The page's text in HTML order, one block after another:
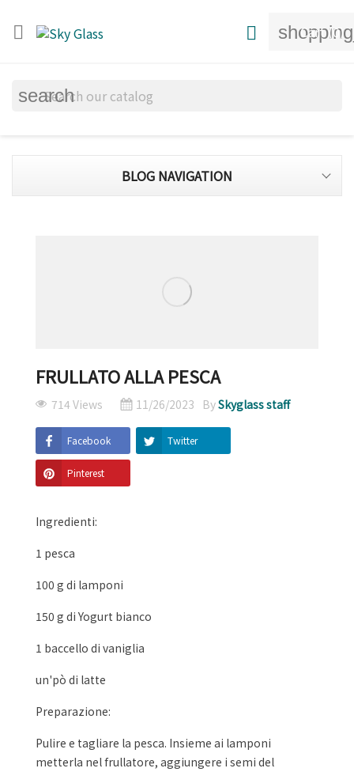
 Cart(0)

search
BLOG NAVIGATION
FRULLATO ALLA PESCA
714 Views 11/26/2023 BySkyglass staff
Facebook Twitter
Pinterest
Ingredienti:
1 pesca
100 g di lamponi
150 g di Yogurt bianco
1 baccello di vaniglia
un'pò di latte
Preparazione:
Pulire e tagliare la pesca. Insieme ai lamponi
metterla nel frullatore, aggiungere i semi del